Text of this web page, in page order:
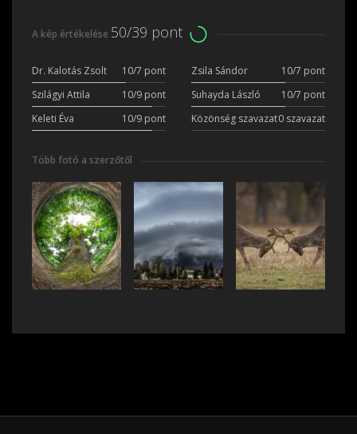
A kép értékelése 50/39 pont
Dr. Kalotás Zsolt 10/7 pont Zsila Sándor
10/7 pont
Szilágyi Attila
10/9 pont Suhayda László
10/7 pont
Keleti Éva
10/9 pont Közönség szavazat0 szavazat
Több fotó a szerzőtől